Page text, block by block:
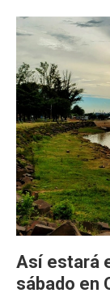
Así estará
sábado en